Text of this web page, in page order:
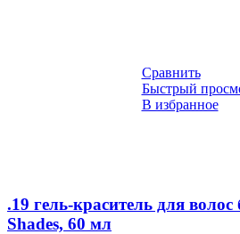
Сравнить
Быстрый
В избранное
.19 гель-краситель для
Shades, 60 мл